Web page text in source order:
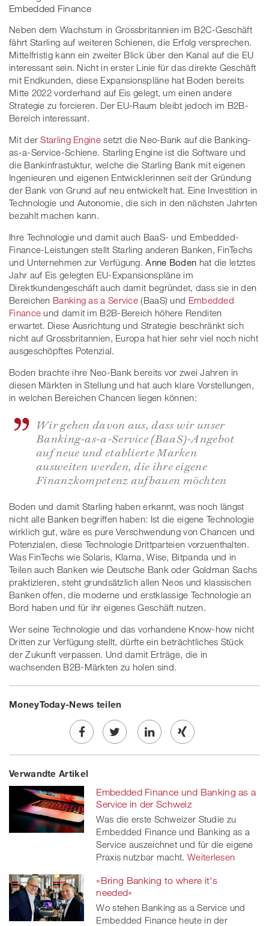
Embedded Finance
Neben dem Wachstum in Grossbritannien im B2C-Geschäft
fährt Starling auf weiteren Schienen, die Erfolg versprechen.
Mittelfristig kann ein zweiter Blick über den Kanal auf die EU
interessant sein. Nicht in erster Linie für das direkte Geschäft
mit Endkunden, diese Expansionspläne hat Boden bereits
Mitte 2022 vorderhand auf Eis gelegt, um einen andere
Strategie zu forcieren. Der EU-Raum bleibt jedoch im B2B-
Bereich interessant.
Mit derStarling Enginesetzt die Neo-Bank auf die Banking-
as-a-Service-Schiene. Starling Engine ist die Software und
die Bankinfrastuktur, welche die Starling Bank mit eigenen
Ingenieuren und eigenen Entwicklerinnen seit der Gründung
der Bank von Grund auf neu entwickelt hat. Eine Investition in
Technologie und Autonomie, die sich in den nächsten Jahrten
bezahlt machen kann.
Ihre Technologie und damit auch BaaS- und Embedded-
Finance-Leistungen stellt Starling anderen Banken, FinTechs
und Unternehmen zur Verfügung.Anne Boden hat die letztes
Jahr auf Eis gelegten EU-Expansionspläne im
Direktkundengeschäft auch damit begründet, dass sie in den
Bereichen Banking as a Service (BaaS) und Embedded
Finance und damit im B2B-Bereich höhere Renditen
erwartet. Diese Ausrichtung und Strategie beschränkt sich
nicht auf Grossbritannien, Europa hat hier sehr viel noch nicht
ausgeschöpftes Potenzial.
Boden brachte ihre Neo-Bank bereits vor zwei Jahren in
diesen Märkten in Stellung und hat auch klare Vorstellungen,
in welchen Bereichen Chancen liegen können:
Wir gehen davon aus, dass wir unser
Banking-as-a-Service (BaaS)-Angebot
auf neue und etablierte Marken
ausweiten werden, die ihre eigene
Finanzkompetenz aufbauen möchten
Boden und damit Starling haben erkannt, was noch längst
nicht alle Banken begriffen haben: Ist die eigene Technologie
wirklich gut, wäre es pure Verschwendung von Chancen und
Potenzialen, diese Technologie Drittparteien vorzuenthalten.
Was FinTechs wie Solaris, Klarna, Wise, Bitpanda und in
Teilen auch Banken wie Deutsche Bank oder Goldman Sachs
praktizieren, steht grundsätzlich allen Neos und klassischen
Banken offen, die moderne und erstklassige Technologie an
Bord haben und für ihr eigenes Geschäft nutzen.
Wer seine Technologie und das vorhandene Know-how nicht
Dritten zur Verfügung stellt, dürfte ein beträchtliches Stück
der Zukunft verpassen. Und damit Erträge, die in
wachsenden B2B-Märkten zu holen sind.
MoneyToday-News teilen
Share
on
Facebook
Twe
on
twitt
er
Share
linkedin
Share
Xing
Verwandte Artikel
Embedded Finance und Banking as a
Service in der Schweiz
Was die erste Schweizer Studie zu
Embedded Finance und Banking as a
Service auszeichnet und für die eigene
Praxis nutzbar macht. Weiterlesen
«Bring Banking to where it's
needed»
Wo stehen Banking as a Service und
Embedded Finance heute in der